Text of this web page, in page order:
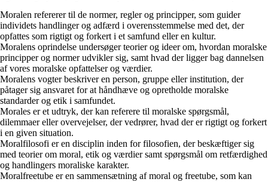
Moralen refererer til de normer, regler og principper, som guider
individets handlinger og adfærd i overensstemmelse med det, der
opfattes som rigtigt og forkert i et samfund eller en kultur.
Moralens oprindelse undersøger teorier og ideer om, hvordan moralske
principper og normer udvikler sig, samt hvad der ligger bag dannelsen
af vores moralske opfattelser og værdier.
Moralens vogter beskriver en person, gruppe eller institution, der
påtager sig ansvaret for at håndhæve og opretholde moralske
standarder og etik i samfundet.
Morales er et udtryk, der kan referere til moralske spørgsmål,
dilemmaer eller overvejelser, der vedrører, hvad der er rigtigt og forkert
i en given situation.
Moralfilosofi er en disciplin inden for filosofien, der beskæftiger sig
med teorier om moral, etik og værdier samt spørgsmål om retfærdighed
og handlingers moraliske karakter.
Moralfreetube er en sammensætning af moral og freetube, som kan